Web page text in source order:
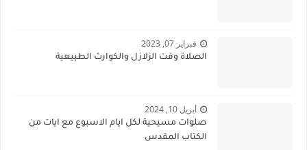
فبراير 07, 2023
الصلاة وقت الزلازل والكوارث الطبيعية
أبريل 10, 2024
صلوات مسيحية لكل ايام الاسبوع مع ايات من
الكتاب المقدس